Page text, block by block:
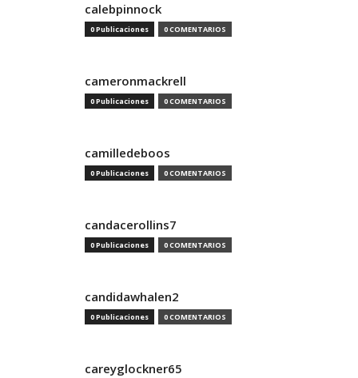
calebpinnock
0 Publicaciones 0 COMENTARIOS
cameronmackrell
0 Publicaciones 0 COMENTARIOS
camilledeboos
0 Publicaciones 0 COMENTARIOS
candacerollins7
0 Publicaciones 0 COMENTARIOS
candidawhalen2
0 Publicaciones 0 COMENTARIOS
careyglockner65